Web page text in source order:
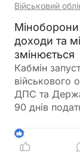
Військовий
доходи та
змінюється
Кабмін
військового
ДПС та
90 днів
років,
доходи та
2